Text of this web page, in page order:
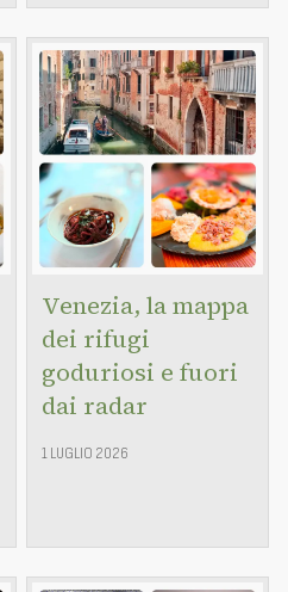
Venezia, la mappa
dei rifugi
goduriosi e fuori
dai radar
1 LUGLIO 2026